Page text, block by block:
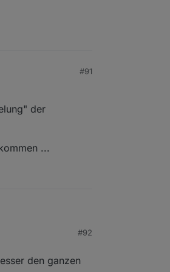
#91
der
...
der Datenpunkte
...
#92
den ganzen